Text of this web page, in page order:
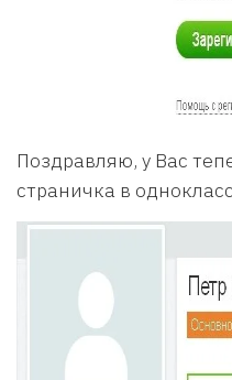
Поздравляю, у Вас
страничка в